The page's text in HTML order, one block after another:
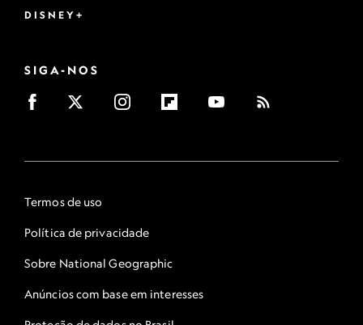
DISNEY+
SIGA-NOS
Termos de uso
Política de privacidade
Sobre National Geographic
Anúncios com base em interesses